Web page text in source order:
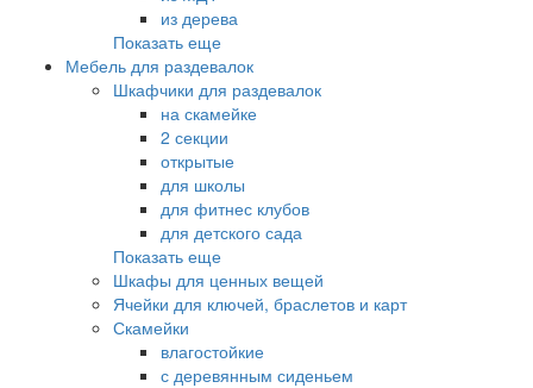
из дерева
Показать еще
Мебель для раздевалок
Шкафчики для раздевалок
на скамейке
2 секции
открытые
для школы
для фитнес клубов
для детского сада
Показать еще
Шкафы для ценных вещей
Ячейки для ключей, браслетов и карт
Скамейки
влагостойкие
с деревянным сиденьем